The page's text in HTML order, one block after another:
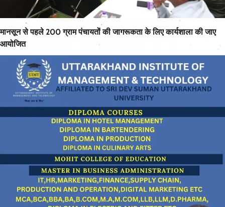
मानसून से पहले 200 ग्राम पंचायतों की जागरूकता के लिए कार्यशाला की जाए
आयोजित